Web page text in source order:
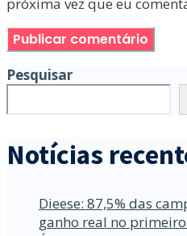
Pesquisar
Notícias
Dieese: 87,5% das
ganho real no